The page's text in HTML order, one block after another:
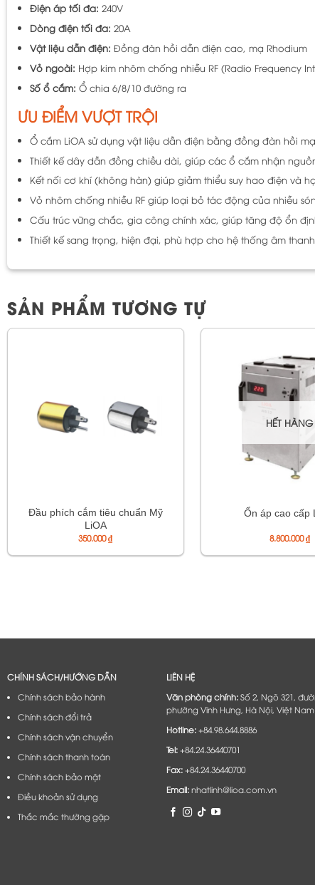
Điện áp tối đa: 240V
Dòng điện tối đa: 20A
Vật liệu dẫn điện: Đồng đàn hồi dẫn điện cao, mạ Rhodium
Vỏ ngoài: Hợp kim nhôm chống nhiễu RF (Radio Frequency
Số ổ cắm: Ổ chia 6/8/10 đường ra
ƯU ĐIỂM VƯỢT TRỘI
Ổ cắm LiOA sử dụng vật liệu dẫn điện bằng đồng đàn hồi
Thiết kế dây dẫn đồng chiều dài, giúp các ổ cắm nhận
Kết nối cơ khí (không hàn) giúp giảm thiểu suy hao điện và
Vỏ nhôm chống nhiễu RF giúp loại bỏ tác động của nhiễu
Cấu trúc vững chắc, gia công chính xác, giúp tăng độ ổn
Thiết kế sang trọng, hiện đại, phù hợp cho hệ thống âm
SẢN PHẨM TƯƠNG TỰ
Đầu phích cắm tiêu chuẩn Mỹ
LiOA
350.000₫
HẾT HÀNG
Ổn áp cao cấp
8.800.000₫
CHÍNH SÁCH/HƯỚNG DẪN
Chính sách bảo hành
Chính sách đổi trả
Chính sách vận chuyển
Chính sách thanh toán
Chính sách bảo mật
Điều khoản sử dụng
Thắc mắc thường gặp
LIÊN HỆ
Văn phòng chính:Số 2, Ngõ 321,
phường Vĩnh Hưng, Hà Nội, Việt Nam.
Hotline:+84.98.644.8886
Tel:+84.24.36440701
Fax:+84.24.36440700
Email:nhatlinh@lioa.com.vn